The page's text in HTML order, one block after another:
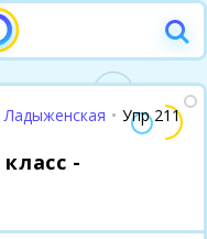
Ладыженская • Упр 211
-